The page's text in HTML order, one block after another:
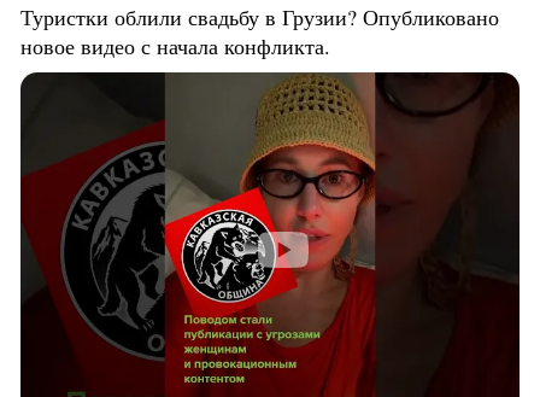
Туристки облили свадьбу в Грузии? Опубликовано
новое видео с начала конфликта.